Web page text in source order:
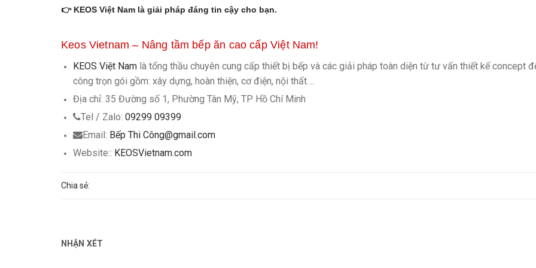
👉 KEOS Việt Nam là giải pháp đáng tin cậy cho bạn.
Keos Vietnam – Nâng tầm bếp ăn cao cấp Việt Nam!
KEOS Việt Nam là tổng thầu chuyên cung cấp thiết bị bếp và các giải pháp toàn diện từ tư vấn thiết kế concept
công trọn gói gồm: xây dựng, hoàn thiện, cơ điện, nội thất….
Địa chỉ: 35 Đường số 1, Phường Tân Mỹ, TP Hồ Chí Minh
Tel / Zalo: 09299 09399
Email: Bếp Thi Công@gmail.com
Website:: KEOSVietnam.com
Chia sẻ:
NHẬN XÉT